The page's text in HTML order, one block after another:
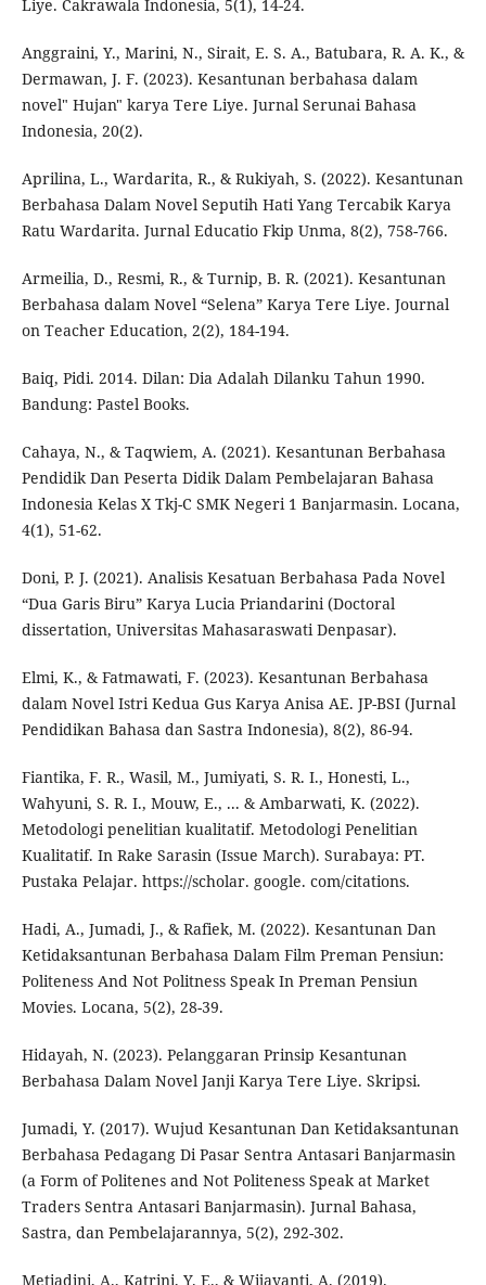
Liye. Cakrawala Indonesia, 5(1), 14-24.
Anggraini, Y., Marini, N., Sirait, E. S. A., Batubara, R. A. K., &
Dermawan, J. F. (2023). Kesantunan berbahasa dalam
novel" Hujan" karya Tere Liye. Jurnal Serunai Bahasa
Indonesia, 20(2).
Aprilina, L., Wardarita, R., & Rukiyah, S. (2022). Kesantunan
Berbahasa Dalam Novel Seputih Hati Yang Tercabik Karya
Ratu Wardarita. Jurnal Educatio Fkip Unma, 8(2), 758-766.
Armeilia, D., Resmi, R., & Turnip, B. R. (2021). Kesantunan
Berbahasa dalam Novel “Selena” Karya Tere Liye. Journal
on Teacher Education, 2(2), 184-194.
Baiq, Pidi. 2014. Dilan: Dia Adalah Dilanku Tahun 1990.
Bandung: Pastel Books.
Cahaya, N., & Taqwiem, A. (2021). Kesantunan Berbahasa
Pendidik Dan Peserta Didik Dalam Pembelajaran Bahasa
Indonesia Kelas X Tkj-C SMK Negeri 1 Banjarmasin. Locana,
4(1), 51-62.
Doni, P. J. (2021). Analisis Kesatuan Berbahasa Pada Novel
“Dua Garis Biru” Karya Lucia Priandarini (Doctoral
dissertation, Universitas Mahasaraswati Denpasar).
Elmi, K., & Fatmawati, F. (2023). Kesantunan Berbahasa
dalam Novel Istri Kedua Gus Karya Anisa AE. JP-BSI (Jurnal
Pendidikan Bahasa dan Sastra Indonesia), 8(2), 86-94.
Fiantika, F. R., Wasil, M., Jumiyati, S. R. I., Honesti, L.,
Wahyuni, S. R. I., Mouw, E., ... & Ambarwati, K. (2022).
Metodologi penelitian kualitatif. Metodologi Penelitian
Kualitatif. In Rake Sarasin (Issue March). Surabaya: PT.
Pustaka Pelajar. https://scholar. google. com/citations.
Hadi, A., Jumadi, J., & Rafiek, M. (2022). Kesantunan Dan
Ketidaksantunan Berbahasa Dalam Film Preman Pensiun:
Politeness And Not Politness Speak In Preman Pensiun
Movies. Locana, 5(2), 28-39.
Hidayah, N. (2023). Pelanggaran Prinsip Kesantunan
Berbahasa Dalam Novel Janji Karya Tere Liye. Skripsi.
Jumadi, Y. (2017). Wujud Kesantunan Dan Ketidaksantunan
Berbahasa Pedagang Di Pasar Sentra Antasari Banjarmasin
(a Form of Politenes and Not Politeness Speak at Market
Traders Sentra Antasari Banjarmasin). Jurnal Bahasa,
Sastra, dan Pembelajarannya, 5(2), 292-302.
Metiadini, A., Katrini, Y. E., & Wijayanti, A. (2019).